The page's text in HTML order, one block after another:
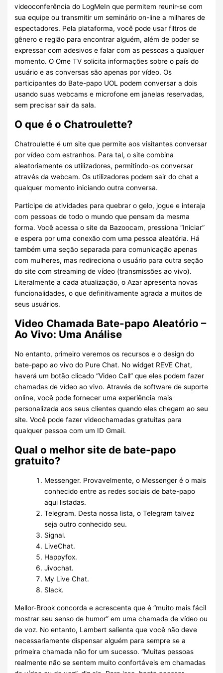
videoconferência do LogMeIn que permitem reunir-se com
sua equipe ou transmitir um seminário on-line a milhares de
espectadores. Pela plataforma, você pode usar filtros de
gênero e região para encontrar alguém, além de poder se
expressar com adesivos e falar com as pessoas a qualquer
momento. O Ome TV solicita informações sobre o país do
usuário e as conversas são apenas por vídeo. Os
participantes do Bate-papo UOL podem conversar a dois
usando suas webcams e microfone em janelas reservadas,
sem precisar sair da sala.
O que é o Chatroulette?
Chatroulette é um site que permite aos visitantes conversar
por vídeo com estranhos. Para tal, o site combina
aleatoriamente os utilizadores, permitindo-os conversar
através da webcam. Os utilizadores podem sair do chat a
qualquer momento iniciando outra conversa.
Participe de atividades para quebrar o gelo, jogue e interaja
com pessoas de todo o mundo que pensam da mesma
forma. Você acessa o site da Bazoocam, pressiona “Iniciar”
e espera por uma conexão com uma pessoa aleatória. Há
também uma seção separada para comunicação apenas
com mulheres, mas redireciona o usuário para outra seção
do site com streaming de vídeo (transmissões ao vivo).
Literalmente a cada atualização, o Azar apresenta novas
funcionalidades, o que definitivamente agrada a muitos de
seus usuários.
Video Chamada Bate-papo Aleatório –
Ao Vivo: Uma Análise
No entanto, primeiro veremos os recursos e o design do
bate-papo ao vivo do Pure Chat. No widget REVE Chat,
haverá um botão clicado “Video Call” que eles podem fazer
chamadas de vídeo ao vivo. Através de software de suporte
online, você pode fornecer uma experiência mais
personalizada aos seus clientes quando eles chegam ao seu
site. Você pode fazer videochamadas gratuitas para
qualquer pessoa com um ID Gmail.
Qual o melhor site de bate-papo
gratuito?
Messenger. Provavelmente, o Messenger é o mais
conhecido entre as redes sociais de bate-papo
aqui listadas.
Telegram. Desta nossa lista, o Telegram talvez
seja outro conhecido seu.
Signal.
LiveChat.
Happyfox.
Jivochat.
My Live Chat.
Slack.
Mellor-Brook concorda e acrescenta que é “muito mais fácil
mostrar seu senso de humor” em uma chamada de vídeo ou
de voz. No entanto, Lambert salienta que você não deve
necessariamente dispensar alguém para sempre se a
primeira chamada não for um sucesso. “Muitas pessoas
realmente não se sentem muito confortáveis em chamadas